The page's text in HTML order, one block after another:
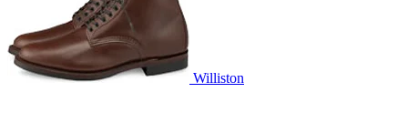
Williston